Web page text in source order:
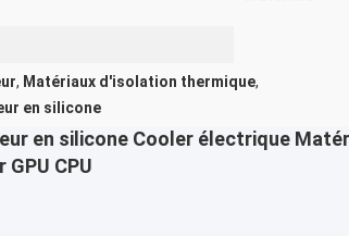
, Matériaux d'isolation thermique,
en silicone
en silicone Cooler électrique
CPU